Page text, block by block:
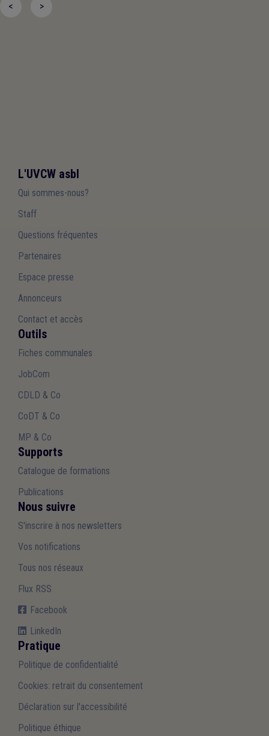
< >
L'UVCW asbl
Qui sommes-nous?
Staff
Questions fréquentes
Partenaires
Espace presse
Annonceurs
Contact et accès
Outils
Fiches communales
JobCom
CDLD & Co
CoDT & Co
MP & Co
Supports
Catalogue de formations
Publications
Nous suivre
S'inscrire à nos newsletters
Vos notifications
Tous nos réseaux
Flux RSS
Facebook
LinkedIn
Pratique
Politique de confidentialité
Cookies: retrait du consentement
Déclaration sur l'accessibilité
Politique éthique